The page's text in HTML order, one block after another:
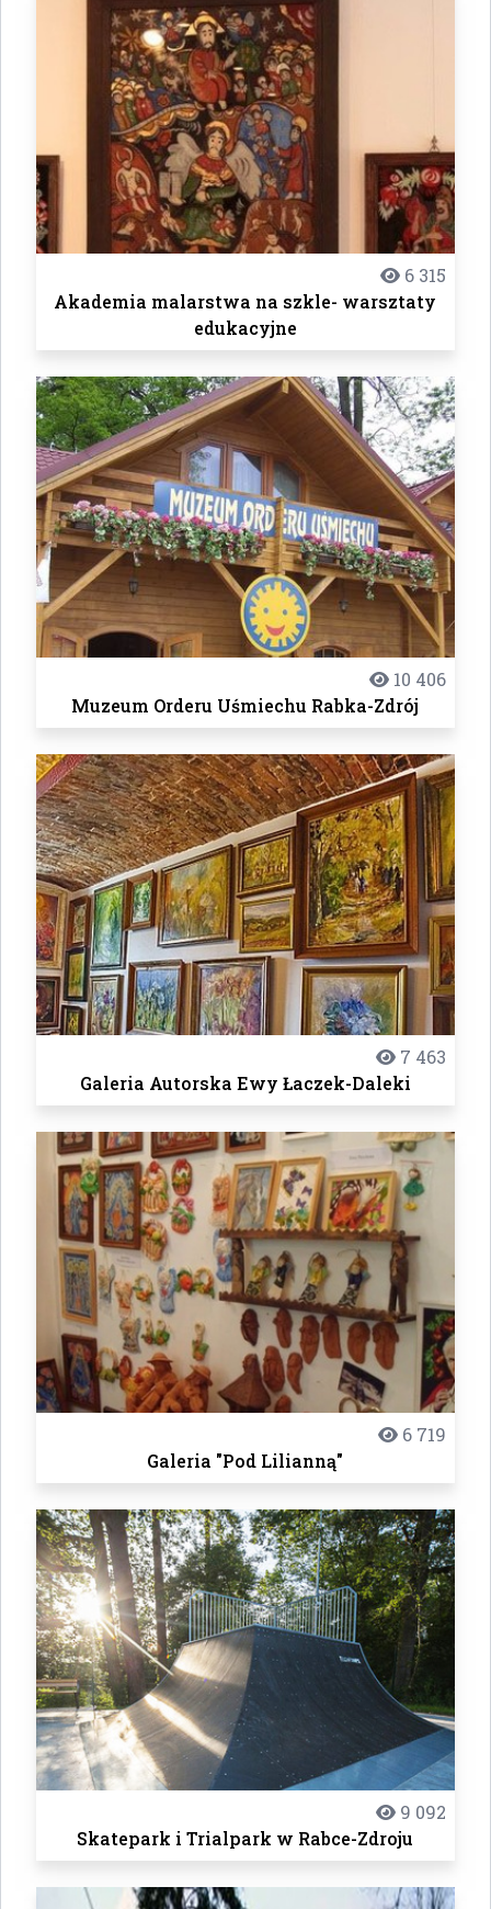
6 315
Akademia malarstwa na szkle- warsztaty
edukacyjne
10 406
Muzeum Orderu Uśmiechu Rabka-Zdrój
7 463
Galeria Autorska Ewy Łaczek-Daleki
6 719
Galeria "Pod Lilianną"
9 092
Skatepark i Trialpark w Rabce-Zdroju